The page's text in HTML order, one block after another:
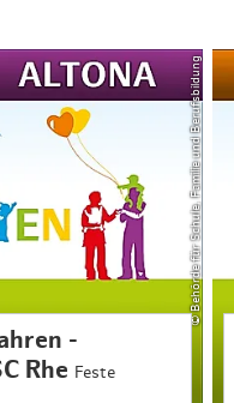
© Behörde für Schule, Familie und Berufsbildung
-
Rhe Feste